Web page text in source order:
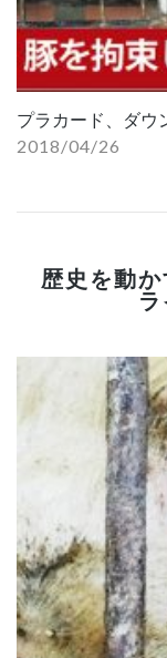
プラカード、ダウ
2018/04/26
歴史を動